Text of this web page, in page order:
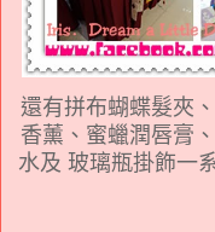
還有拼布蝴蝶髮夾
香薰、蜜蠟潤唇膏
水及 玻璃瓶掛飾一